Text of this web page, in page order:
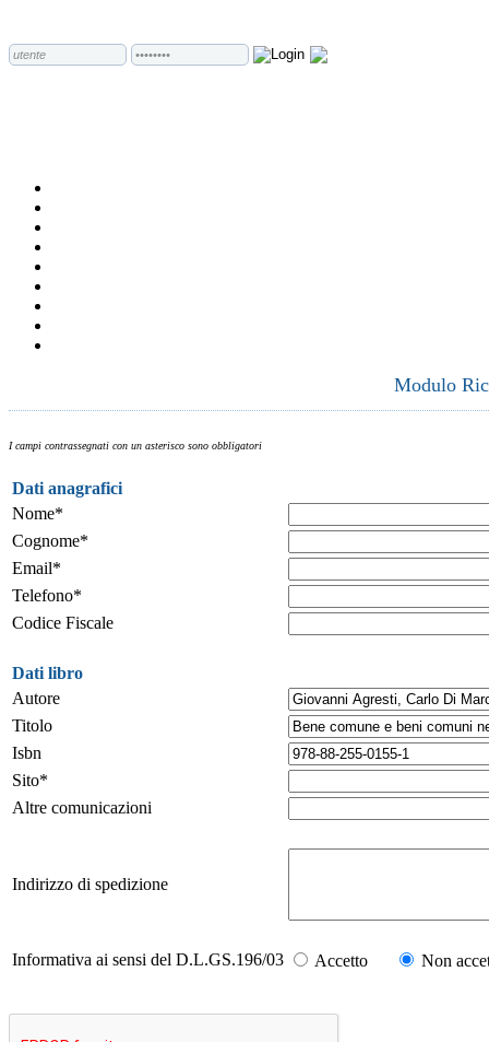
Modulo
I campi contrassegnati con un asterisco sono obbligatori
Dati anagrafici
Nome*
Cognome*
Email*
Telefono*
Codice Fiscale
Dati libro
Autore
Titolo
Isbn
Sito*
Altre comunicazioni
Indirizzo di spedizione
Informativa ai sensi del D.L.GS.196/03 Accetto Non